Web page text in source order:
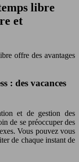
libre
et
offre des avantages
: des vacances
et de gestion des
de se préoccuper des
Vous pouvez vous
de chaque instant de